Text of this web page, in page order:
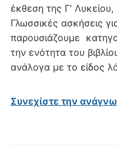
έκθεση της Γ’
Γλωσσικές ασκήσεις
παρουσιάζουμε
την ενότητα του
ανάλογα με το είδος
Συνεχίστε την